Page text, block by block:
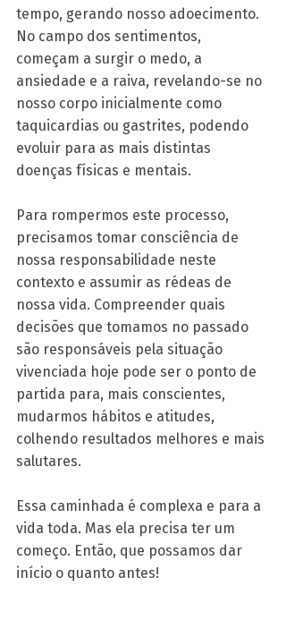
tempo, gerando nosso adoecimento.
No campo dos sentimentos,
começam a surgir o medo, a
ansiedade e a raiva, revelando-se no
nosso corpo inicialmente como
taquicardias ou gastrites, podendo
evoluir para as mais distintas
doenças físicas e mentais.
Para rompermos este processo,
precisamos tomar consciência de
nossa responsabilidade neste
contexto e assumir as rédeas de
nossa vida. Compreender quais
decisões que tomamos no passado
são responsáveis pela situação
vivenciada hoje pode ser o ponto de
partida para, mais conscientes,
mudarmos hábitos e atitudes,
colhendo resultados melhores e mais
salutares.
Essa caminhada é complexa e para a
vida toda. Mas ela precisa ter um
começo. Então, que possamos dar
início o quanto antes!